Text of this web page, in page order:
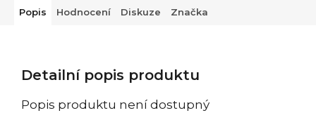
Popis Hodnocení Diskuze Značka
Detailní popis produktu
Popis produktu není dostupný